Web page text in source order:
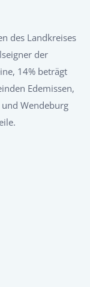
des Landkreises
der
14% beträgt
Edemissen,
Wendeburg